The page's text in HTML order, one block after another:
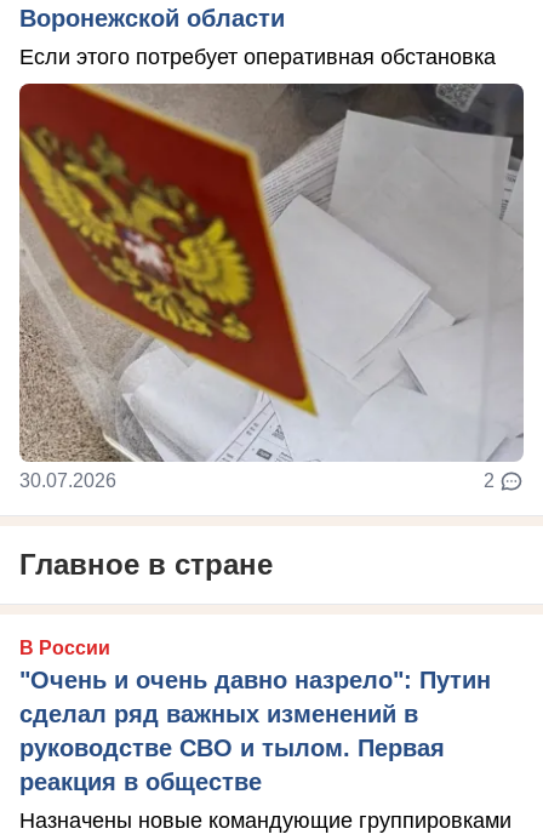
Воронежской области
Если этого потребует оперативная обстановка
30.07.2026 2
Главное в стране
В России
"Очень и очень давно назрело": Путин
сделал ряд важных изменений в
руководстве СВО и тылом. Первая
реакция в обществе
Назначены новые командующие группировками